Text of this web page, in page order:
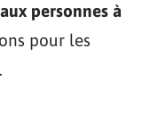
personnes à
pour les